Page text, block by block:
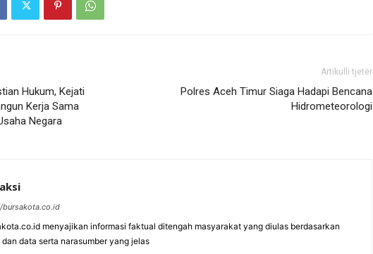
Hukum, Kejati
Kerja Sama
Negara
Artikulli tjetër
Polres Aceh Timur Siaga Hadapi Bencana
Hidrometeorologi
menyajikan informasi faktual ditengah masyarakat yang diulas berdasarkan
data serta narasumber yang jelas